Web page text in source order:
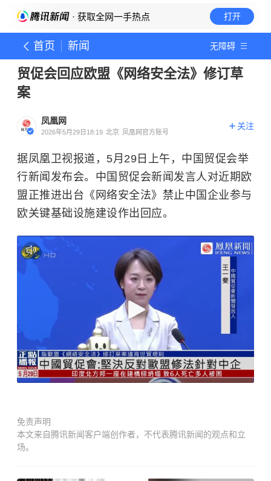
· 获取全网一手热点 打开
首页 新闻 无障碍
贸促会回应欧盟《网络安全法》修订草
案
凤凰网
2026年5月29日18:19 北京 凤凰网官方账号
关注
据凤凰卫视报道，5月29日上午，中国贸促会举
行新闻发布会。中国贸促会新闻发言人对近期欧
盟正推进出台《网络安全法》禁止中国企业参与
欧关键基础设施建设作出回应。
免责声明
本文来自腾讯新闻客户端创作者，不代表腾讯新闻的观点和立
场。